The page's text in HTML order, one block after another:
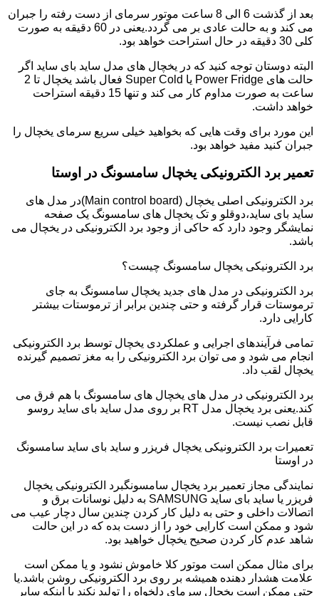
بعد از گذشت 6 الی 8 ساعت موتور سرمای از دست رفته را جبران
می کند و به حالت عادی بر می گردد.یعنی در 60 دقیقه به صورت
کلی 30 دقیقه در حال استراحت خواهد بود.
البته دوستان توجه کنید که در یخچال های مدل ساید بای ساید اگر
حالت های Power Fridge یا Super Cold فعال باشد یخچال تا 2
ساعت به صورت مداوم کار می کند و تنها 15 دقیقه استراحت
خواهد داشت.
این مورد برای وقت هایی که بخواهید خیلی سریع سرمای یخچال را
جبران کنید مفید خواهد بود.
تعمیر برد الکترونیکی یخچال سامسونگ در اوستا
برد الکترونیکی اصلی یخچال (Main control board)در مدل های
ساید بای ساید،دوقلو و تک یخچال های سامسونگ یک صفحه
نمایشگر وجود دارد که حاکی از وجود برد الکترونیکی در یخچال می
باشد.
برد الکترونیکی یخچال سامسونگ چیست؟
برد الکترونیکی در مدل های جدید یخچال سامسونگ به جای
ترموستات قرار گرفته و حتی چندین برابر از ترموستات بیشتر
کارایی دارد.
تمامی فرآیندهای اجرایی و عملکردی یخچال توسط برد الکترونیکی
انجام می شود و می توان برد الکترونیکی را به مغز تصمیم گیرنده
یخچال لقب داد.
برد الکترونیکی در مدل های یخچال های سامسونگ با هم فرق می
کند.یعنی برد یخچال مدل RT بر روی مدل ساید بای ساید روسو
قابل نصب نیست.
تعمیرات برد الکترونیکی یخچال فریزر و ساید بای ساید سامسونگ
در اوستا
نمایندگی مجاز تعمیر برد یخچال سامسونگبرد الکترونیکی یخچال
فریزر یا ساید بای ساید SAMSUNG به دلیل نوسانات برق و
اتصالات داخلی و حتی به دلیل کار کردن چندین سال دچار عیب می
شود و ممکن است کارایی خود را از دست بده که در این حالت
شاهد عدم کار کردن صحیح یخچال خواهید بود.
برای مثال ممکن است موتور کلا خاموش نشود و یا ممکن است
علامت هشدار دهنده همیشه بر روی برد الکترونیکی روشن باشد.یا
حتی ممکن است یخچال سرمای دلخواه را تولید نکند با اینکه سایر